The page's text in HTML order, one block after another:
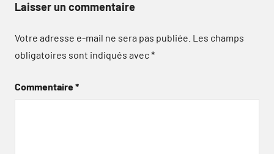
Laisser un commentaire
Votre adresse e-mail ne sera pas publiée. Les champs
obligatoires sont indiqués avec*
Commentaire*